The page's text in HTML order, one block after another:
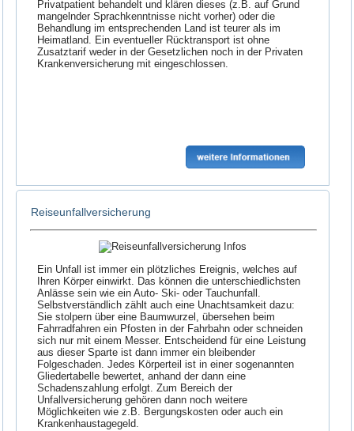
Privatpatient behandelt und klären dieses (z.B. auf Grund
mangelnder Sprachkenntnisse nicht vorher) oder die
Behandlung im entsprechenden Land ist teurer als im
Heimatland. Ein eventueller Rücktransport ist ohne
Zusatztarif weder in der Gesetzlichen noch in der Privaten
Krankenversicherung mit eingeschlossen.
Reiseunfallversicherung
Ein Unfall ist immer ein plötzliches Ereignis, welches auf
Ihren Körper einwirkt. Das können die unterschiedlichsten
Anlässe sein wie ein Auto- Ski- oder Tauchunfall.
Selbstverständlich zählt auch eine Unachtsamkeit dazu:
Sie stolpern über eine Baumwurzel, übersehen beim
Fahrradfahren ein Pfosten in der Fahrbahn oder schneiden
sich nur mit einem Messer. Entscheidend für eine Leistung
aus dieser Sparte ist dann immer ein bleibender
Folgeschaden. Jedes Körperteil ist in einer sogenannten
Gliedertabelle bewertet, anhand der dann eine
Schadenszahlung erfolgt. Zum Bereich der
Unfallversicherung gehören dann noch weitere
Möglichkeiten wie z.B. Bergungskosten oder auch ein
Krankenhaustagegeld.